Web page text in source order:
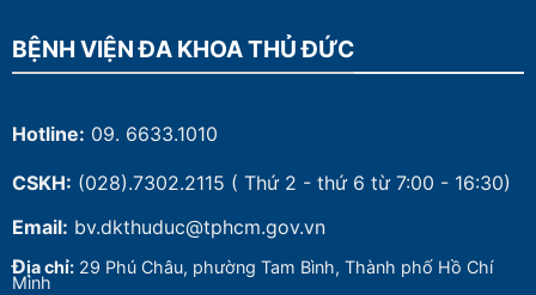
BỆNH VIỆN ĐA KHOA THỦ ĐỨC
Hotline: 09. 6633.1010
CSKH: (028).7302.2115 ( Thứ 2 - thứ 6 từ 7:00 - 16:30)
Email: bv.dkthuduc@tphcm.gov.vn
Địa chỉ: 29 Phú Châu, phường Tam Bình, Thành phố Hồ Chí
Minh